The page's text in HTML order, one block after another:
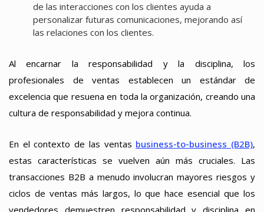
de las interacciones con los clientes ayuda a
personalizar futuras comunicaciones, mejorando así
las relaciones con los clientes.
Al encarnar la responsabilidad y la disciplina, los
profesionales de ventas establecen un estándar de
excelencia que resuena en toda la organización, creando una
cultura de responsabilidad y mejora continua.
En el contexto de las ventas business-to-business (B2B),
estas características se vuelven aún más cruciales. Las
transacciones B2B a menudo involucran mayores riesgos y
ciclos de ventas más largos, lo que hace esencial que los
vendedores demuestren responsabilidad y disciplina en